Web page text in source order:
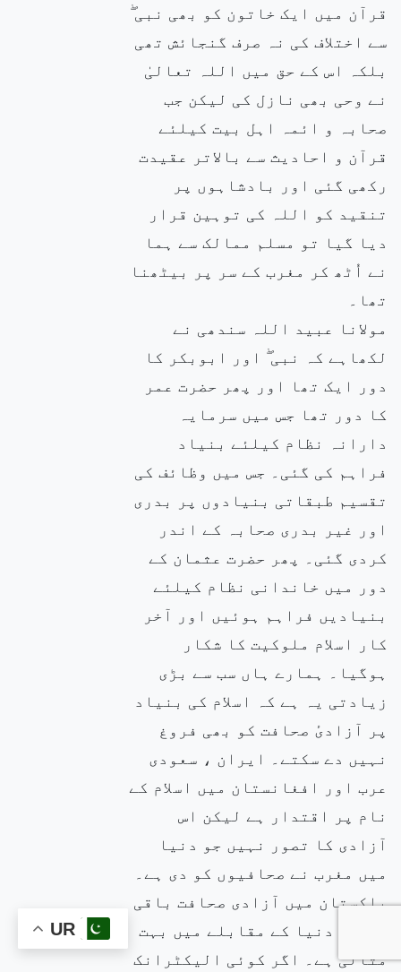
قرآن میں ایک خاتون کو بھی نبی ۖ
سے اختلاف کی نہ صرف گنجائش تھی
بلکہ اس کے حق میں اللہ تعالیٰ
نے وحی بھی نازل کی لیکن جب
صحابہ و ائمہ اہل بیت کیلئے
قرآن و احادیث سے بالاتر عقیدت
رکھی گئی اور بادشاہوں پر
تنقید کو اللہ کی توہین قرار
دیا گیا تو مسلم ممالک سے ہما
نے اُٹھ کر مغرب کے سر پر بیٹھنا
تھا۔
مولانا عبید اللہ سندھی نے
لکھاہے کہ نبی ۖ اور ابوبکر کا
دور ایک تھا اور پھر حضرت عمر
کا دور تھا جس میں سرمایہ
دارانہ نظام کیلئے بنیاد
فراہم کی گئی۔ جس میں وظائف کی
تقسیم طبقاتی بنیادوں پر بدری
اور غیر بدری صحابہ کے اندر
کردی گئی۔ پھر حضرت عثمان کے
دور میں خاندانی نظام کیلئے
بنیادیں فراہم ہوئیں اور آخر
کار اسلام ملوکیت کا شکار
ہوگیا۔ ہمارے ہاں سب سے بڑی
زیادتی یہ ہے کہ اسلام کی بنیاد
پر آزادیٔ صحافت کو بھی فروغ
نہیں دے سکتے۔ ایران ، سعودی
عرب اور افغانستان میں اسلام کے
نام پر اقتدار ہے لیکن اس
آزادی کا تصور نہیں جو دنیا
میں مغرب نے صحافیوں کو دی ہے۔
پاکستان میں آزادی صحافت باقی
اسلامی دنیا کے مقابلے میں بہت
مثالی ہے۔ اگر کوئی الیکٹرانک
UR